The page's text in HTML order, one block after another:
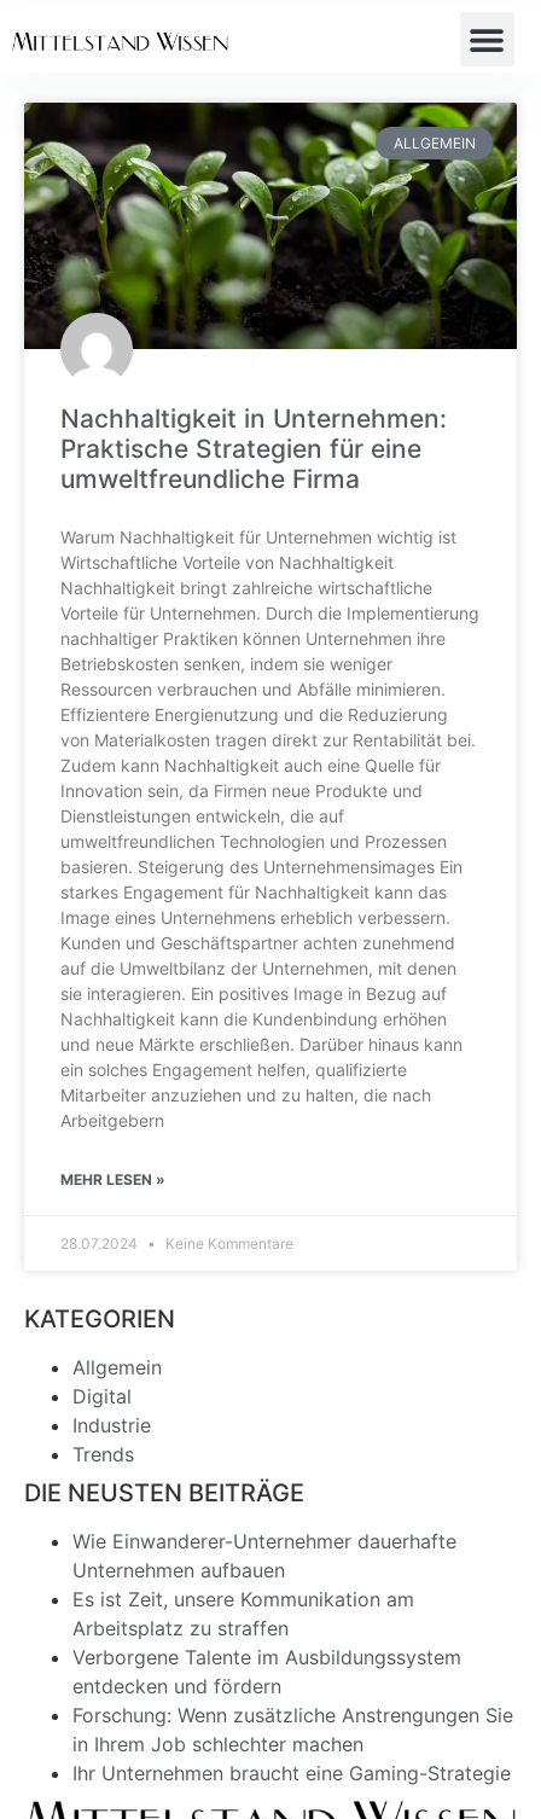
ALLGEMEIN
Nachhaltigkeit in Unternehmen:
Praktische Strategien für eine
umweltfreundliche Firma
Warum Nachhaltigkeit für Unternehmen wichtig ist
Wirtschaftliche Vorteile von Nachhaltigkeit
Nachhaltigkeit bringt zahlreiche wirtschaftliche
Vorteile für Unternehmen. Durch die Implementierung
nachhaltiger Praktiken können Unternehmen ihre
Betriebskosten senken, indem sie weniger
Ressourcen verbrauchen und Abfälle minimieren.
Effizientere Energienutzung und die Reduzierung
von Materialkosten tragen direkt zur Rentabilität bei.
Zudem kann Nachhaltigkeit auch eine Quelle für
Innovation sein, da Firmen neue Produkte und
Dienstleistungen entwickeln, die auf
umweltfreundlichen Technologien und Prozessen
basieren. Steigerung des Unternehmensimages Ein
starkes Engagement für Nachhaltigkeit kann das
Image eines Unternehmens erheblich verbessern.
Kunden und Geschäftspartner achten zunehmend
auf die Umweltbilanz der Unternehmen, mit denen
sie interagieren. Ein positives Image in Bezug auf
Nachhaltigkeit kann die Kundenbindung erhöhen
und neue Märkte erschließen. Darüber hinaus kann
ein solches Engagement helfen, qualifizierte
Mitarbeiter anzuziehen und zu halten, die nach
Arbeitgebern
MEHR LESEN »
28.07.2024 Keine Kommentare
KATEGORIEN
Allgemein
Digital
Industrie
Trends
DIE NEUSTEN BEITRÄGE
Wie Einwanderer-Unternehmer dauerhafte
Unternehmen aufbauen
Es ist Zeit, unsere Kommunikation am
Arbeitsplatz zu straffen
Verborgene Talente im Ausbildungssystem
entdecken und fördern
Forschung: Wenn zusätzliche Anstrengungen Sie
in Ihrem Job schlechter machen
Ihr Unternehmen braucht eine Gaming-Strategie